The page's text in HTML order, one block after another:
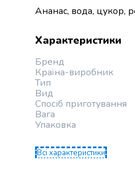
Кухонна
Оцет
для
ролів
Желе
суміші
для
Ананас, вода, цукор,
Характеристики
Бренд
Країна-виробник
Тип
Вид
Спосіб приготування
Вага
Упаковка
Всі характеристики